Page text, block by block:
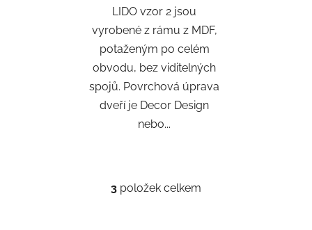
LIDO vzor 2 jsou
vyrobené z rámu z MDF,
potaženým po celém
obvodu, bez viditelných
spojů. Povrchová úprava
dveří je Decor Design
nebo...
O
3 položek celkem